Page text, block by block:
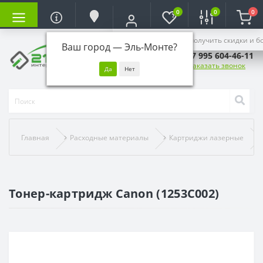
Ваш город —Эль-Монте?
Войдите, чтобы получить скидки и
0 0 0
+7 995 604-46-11
Заказать звонок
Главная Расходные материалы Картриджи лазерные
Тонер-картридж Canon (1253C002)